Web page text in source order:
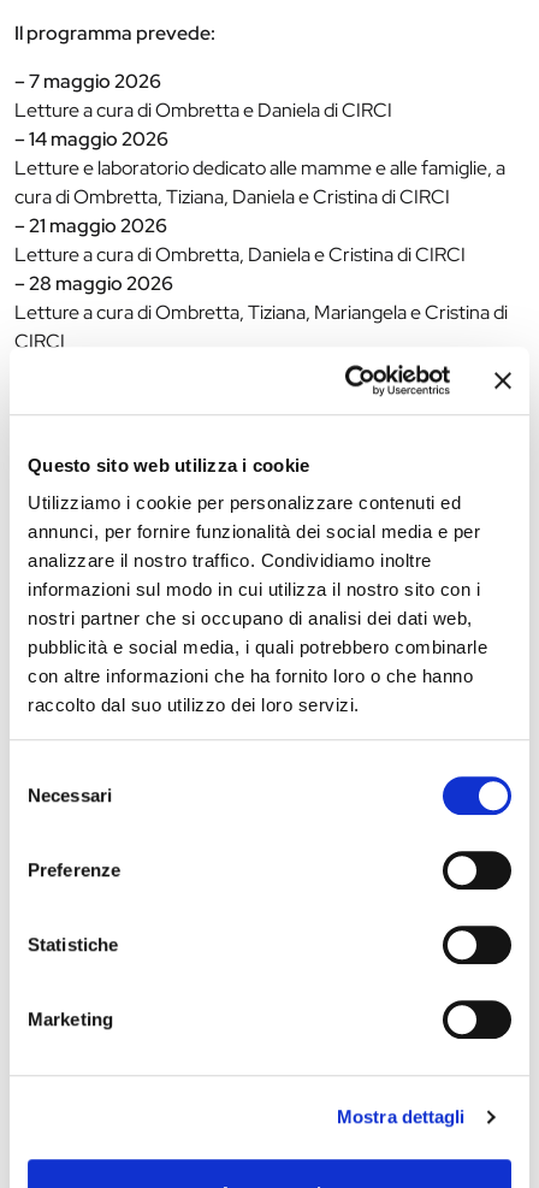
Questo sito web utilizza i cookie
Utilizziamo i cookie per personalizzare contenuti ed
annunci, per fornire funzionalità dei social media e per
analizzare il nostro traffico. Condividiamo inoltre
informazioni sul modo in cui utilizza il nostro sito con i
nostri partner che si occupano di analisi dei dati web,
pubblicità e social media, i quali potrebbero combinarle
con altre informazioni che ha fornito loro o che hanno
raccolto dal suo utilizzo dei loro servizi.
delNecessari
Preferenze
Statistiche
Marketing
Mostra dettagli
Il programma prevede:
– 7 maggio 2026
Letture a cura di Ombretta e Daniela di CIRCI
– 14 maggio 2026
Letture e laboratorio dedicato alle mamme e alle famiglie, a
cura di Ombretta, Tiziana, Daniela e Cristina di CIRCI
– 21 maggio 2026
Letture a cura di Ombretta, Daniela e Cristina di CIRCI
– 28 maggio 2026
Letture a cura di Ombretta, Tiziana, Mariangela e Cristina di
CIRCI
presso la Biblioteca
“G. Rodari”, in viale Krasnodar 102 a Ferrara.
La partecipazione è gratuita con prenotazione
obbligatoria.
Info:0532 904220 oppure tramite mail:
bibl.rodari@comune.fe.it
The editorial team is not responsible for any inaccuracies or
changes in the program of events reported. In case of
cancellation, variation, modification of the information of an